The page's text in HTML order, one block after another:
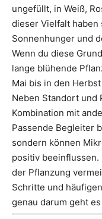
ungefüllt, in Weiß,
dieser Vielfalt haben
Sonnenhunger und
Wenn du diese
lange blühende
Mai bis in den
Neben Standort und
Kombination mit
Passende Begleiter
sondern können
positiv beeinflussen.
der Pflanzung
Schritte und
genau darum geht